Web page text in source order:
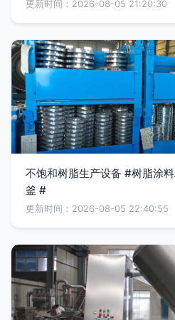
更新时间：2026-08-05 21:20:30
不饱和树脂生产设备 #树脂涂
釜 #
更新时间：2026-08-05 22:40:55